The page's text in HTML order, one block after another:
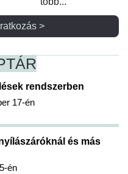
>
rendszerben
17-én
és más
én